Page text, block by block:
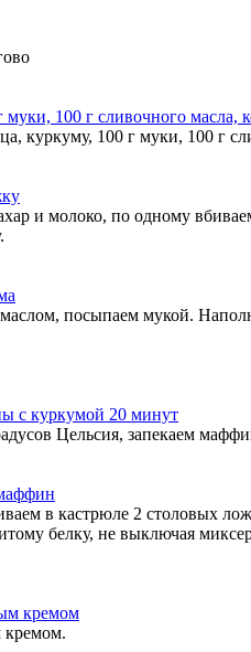
куркуму, 100 г муки, 100 г
и молоко, по одному
посыпаем мукой.
Цельсия, запекаем
в кастрюле 2 столовых
белку, не выключая